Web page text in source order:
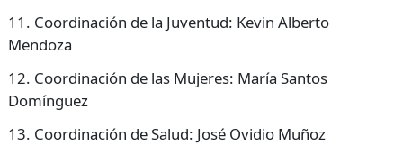
11. Coordinación de la Juventud: Kevin Alberto
Mendoza
12. Coordinación de las Mujeres: María Santos
Domínguez
13. Coordinación de Salud: José Ovidio Muñoz